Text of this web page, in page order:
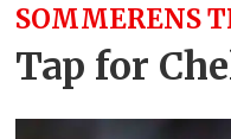
SOMMERENS
Tap for